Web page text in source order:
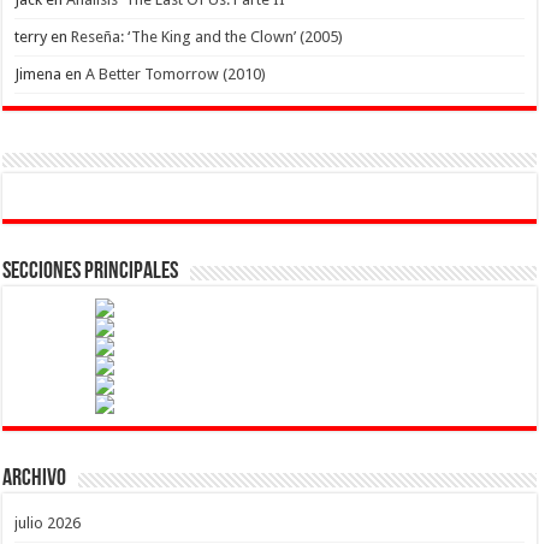
terryenReseña: ‘The King and the Clown’ (2005)
Jimena enA Better Tomorrow (2010)
Secciones Principales
Archivo
julio 2026